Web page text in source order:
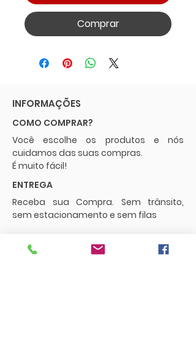
Comprar
INFORMAÇÕES
COMO COMPRAR?
Você escolhe os produtos e nós
cuidamos das suas compras.
É muito fácil!
ENTREGA
Receba sua Compra. Sem trânsito,
sem estacionamento e sem filas
POLÍTICAS